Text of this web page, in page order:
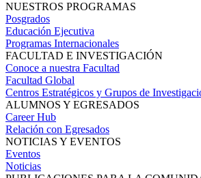
NUESTROS PROGRAMAS
Posgrados
Educación Ejecutiva
Programas Internacionales
FACULTAD E INVESTIGACIÓN
Conoce a nuestra Facultad
Facultad Global
Centros Estratégicos y Grupos de
ALUMNOS Y EGRESADOS
Career Hub
Relación con Egresados
NOTICIAS Y EVENTOS
Eventos
Noticias